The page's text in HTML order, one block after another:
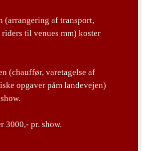
(arrangering af transport,
til venues mm) koster
(chauffør, varetagelse af
opgaver påm landevejen)
3000,- pr. show.